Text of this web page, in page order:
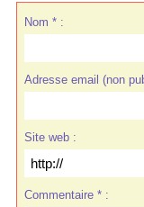
Nom * :
Adresse email (non
Site web :
Commentaire * :